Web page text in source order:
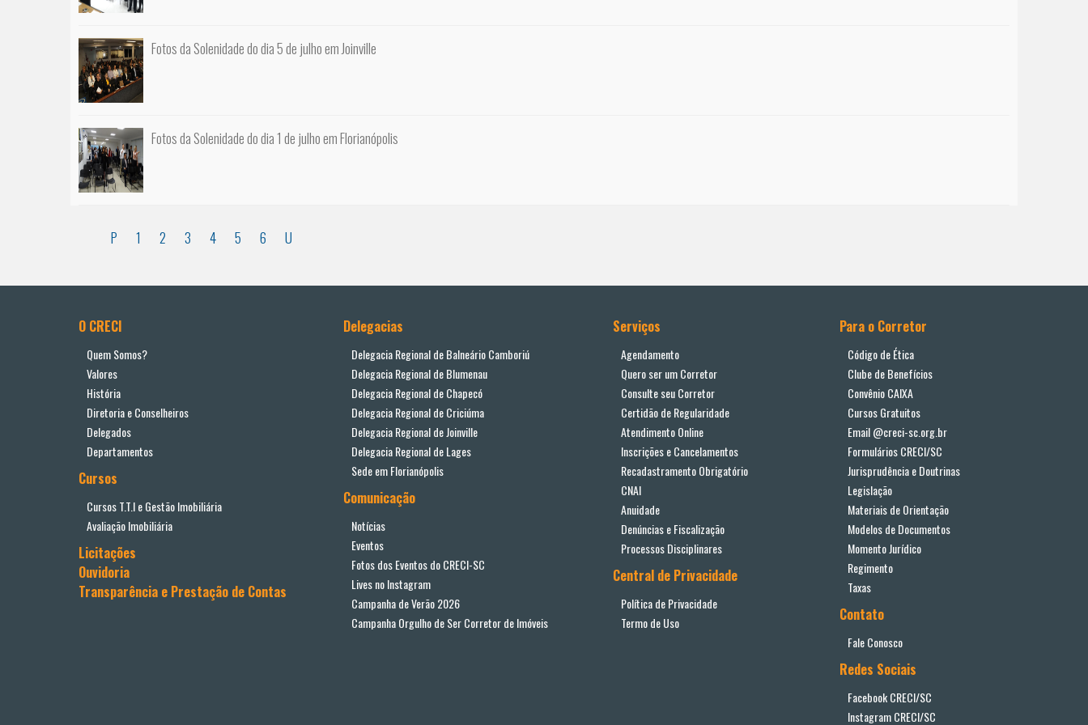
Fotos da Solenidade do dia 5 de julho em Joinville
Fotos da Solenidade do dia 1 de julho em Florianópolis
P 1 2 3 4 5 6 U
O CRECI
Quem Somos?
Valores
História
Diretoria e Conselheiros
Delegados
Departamentos
Cursos
Cursos T.T.I e Gestão Imobiliária
Avaliação Imobiliária
Licitações
Ouvidoria
Transparência e Prestação de Contas
Delegacias
Delegacia Regional de Balneário Camboriú
Delegacia Regional de Blumenau
Delegacia Regional de Chapecó
Delegacia Regional de Criciúma
Delegacia Regional de Joinville
Delegacia Regional de Lages
Sede em Florianópolis
Comunicação
Notícias
Eventos
Fotos dos Eventos do CRECI-SC
Lives no Instagram
Campanha de Verão 2026
Campanha Orgulho de Ser Corretor de Imóveis
Serviços
Agendamento
Quero ser um Corretor
Consulte seu Corretor
Certidão de Regularidade
Atendimento Online
Inscrições e Cancelamentos
Recadastramento Obrigatório
CNAI
Anuidade
Denúncias e Fiscalização
Processos Disciplinares
Central de Privacidade
Política de Privacidade
Termo de Uso
Para o Corretor
Código de Ética
Clube de Benefícios
Convênio CAIXA
Cursos Gratuitos
Email @creci-sc.org.br
Formulários CRECI/SC
Jurisprudência e Doutrinas
Legislação
Materiais de Orientação
Modelos de Documentos
Momento Jurídico
Regimento
Taxas
Contato
Fale Conosco
Redes Sociais
Facebook CRECI/SC
Instagram CRECI/SC